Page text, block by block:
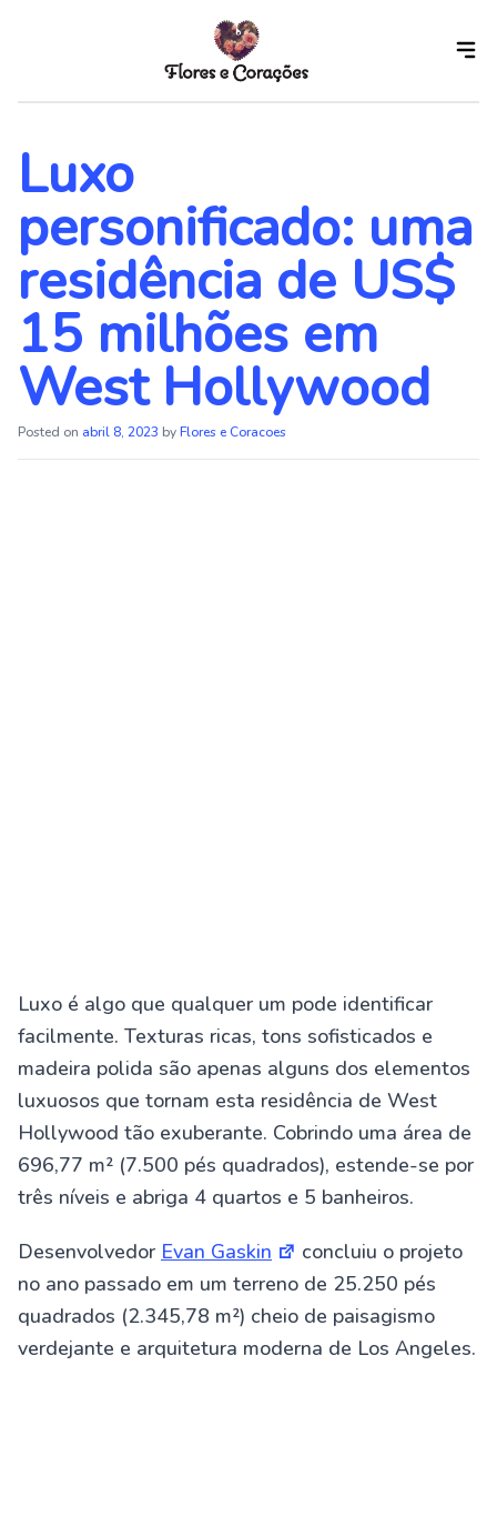
content
Luxo
personificado: uma
residência de US$
15 milhões em
West Hollywood
Posted on abril 8, 2023 byFlores e Coracoes
Luxo é algo que qualquer um pode identificar
facilmente. Texturas ricas, tons sofisticados e
madeira polida são apenas alguns dos elementos
luxuosos que tornam esta residência de West
Hollywood tão exuberante. Cobrindo uma área de
696,77 m² (7.500 pés quadrados), estende-se por
três níveis e abriga 4 quartos e 5 banheiros.
Desenvolvedor Evan Gaskin
concluiu o projeto
no ano passado em um terreno de 25.250 pés
quadrados (2.345,78 m²) cheio de paisagismo
verdejante e arquitetura moderna de Los Angeles.